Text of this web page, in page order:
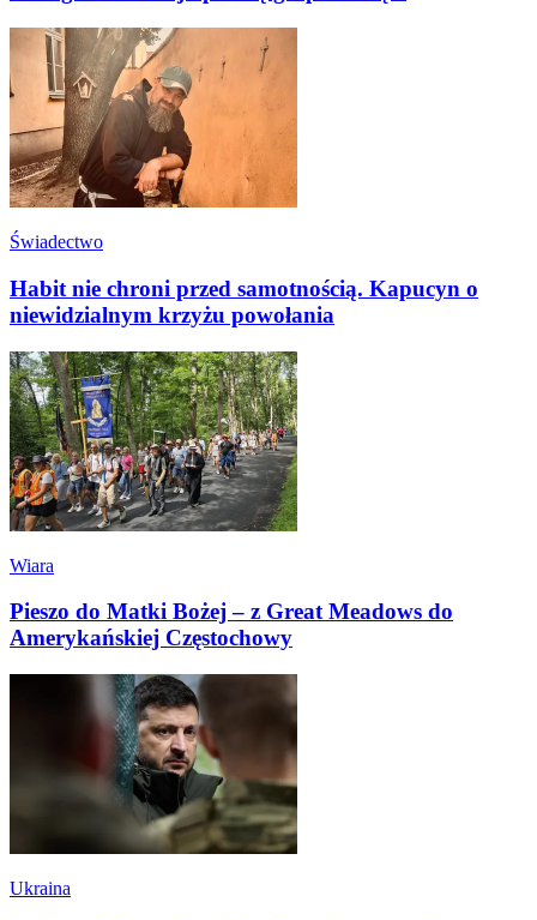
Świadectwo
Habit nie chroni przed samotnością. Kapucyn o
niewidzialnym krzyżu powołania
Wiara
Pieszo do Matki Bożej – z Great Meadows do
Amerykańskiej Częstochowy
Ukraina